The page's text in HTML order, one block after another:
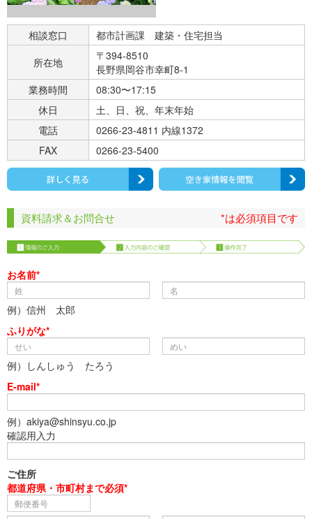
相談窓口
都市計画課 建築・住宅担当
所在地
〒394-8510
長野県岡谷市幸町8-1
業務時間
08:30〜17:15
休日
土、日、祝、年末年始
電話
0266-23-4811 内線1372
FAX
0266-23-5400
資料請求＆お問合せ *は必須項目です
お名前*
例）信州 太郎
ふりがな*
例）しんしゅう たろう
E-mail*
例）akiya@shinsyu.co.jp
確認用入力
ご住所
都道府県・市町村まで必須*